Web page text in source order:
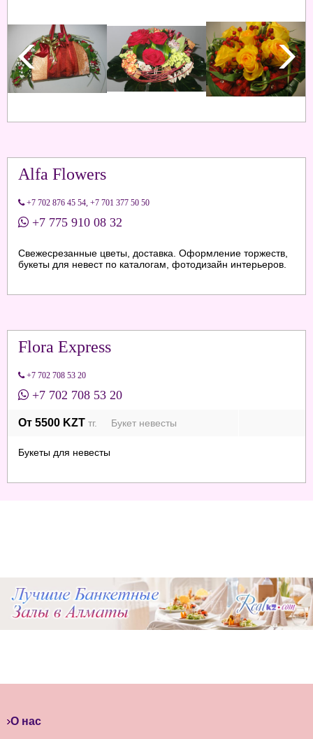
Alfa Flowers
+7 702 876 45 54 +7 701 377 50 50
+7 775 910 08 32
Свежесрезанные цветы, доставка. Оформление торжеств,
букеты для невест по каталогам, фотодизайн интерьеров.
Flora Express
+7 702 708 53 20
+7 702 708 53 20
От 5500 KZT тг. Букет невесты
Букеты для невесты
О нас